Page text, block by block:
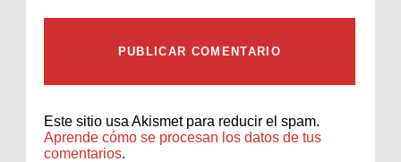
Este sitio usa Akismet para reducir el spam.
Aprende cómo se procesan los datos de tus
comentarios.